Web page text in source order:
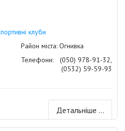
клуби
Район міста: Огнивка
Телефони:
(050) 978-91-32,
(0532) 59-59-93
Детальніше ...